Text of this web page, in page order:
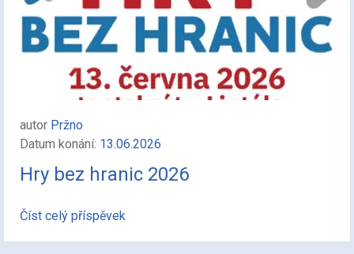
autor Pržno
Datum konání: 13.06.2026
Hry bez hranic 2026
Číst celý příspěvek